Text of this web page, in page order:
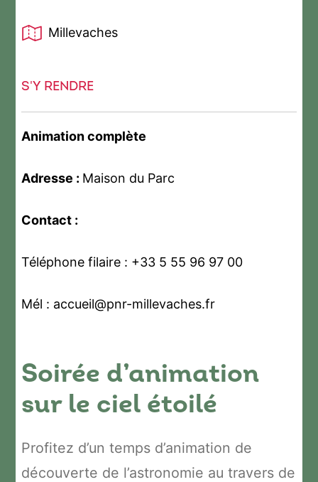
Millevaches
S'Y RENDRE
Animation complète
Adresse : Maison du Parc
Contact :
Téléphone filaire : +33 5 55 96 97 00
Mél : accueil@pnr-millevaches.fr
Soirée d’animation
sur le ciel étoilé
Profitez d’un temps d’animation de
découverte de l’astronomie au travers de